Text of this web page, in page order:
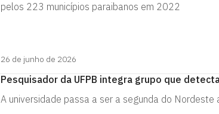
pelos 223 municípios paraibanos em 2022
26 de junho de 2026
Pesquisador da UFPB integra grupo que
A universidade passa a ser a segunda do